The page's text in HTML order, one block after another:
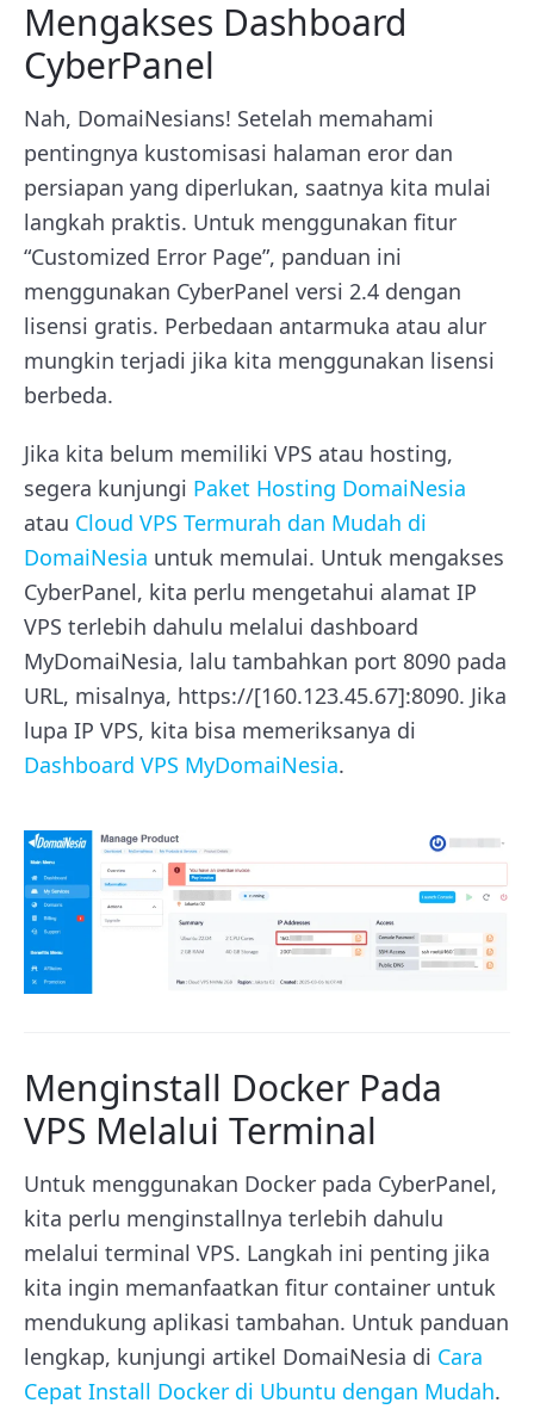
Mengakses Dashboard
CyberPanel
Nah, DomaiNesians! Setelah memahami
pentingnya kustomisasi halaman eror dan
persiapan yang diperlukan, saatnya kita mulai
langkah praktis. Untuk menggunakan fitur
“Customized Error Page”, panduan ini
menggunakan CyberPanel versi 2.4 dengan
lisensi gratis. Perbedaan antarmuka atau alur
mungkin terjadi jika kita menggunakan lisensi
berbeda.
Jika kita belum memiliki VPS atau hosting,
segera kunjungi Paket Hosting DomaiNesia
atau Cloud VPS Termurah dan Mudah di
DomaiNesia untuk memulai. Untuk mengakses
CyberPanel, kita perlu mengetahui alamat IP
VPS terlebih dahulu melalui dashboard
MyDomaiNesia, lalu tambahkan port 8090 pada
URL, misalnya, https://[160.123.45.67]:8090. Jika
lupa IP VPS, kita bisa memeriksanya di
Dashboard VPS MyDomaiNesia.
Menginstall Docker Pada
VPS Melalui Terminal
Untuk menggunakan Docker pada CyberPanel,
kita perlu menginstallnya terlebih dahulu
melalui terminal VPS. Langkah ini penting jika
kita ingin memanfaatkan fitur container untuk
mendukung aplikasi tambahan. Untuk panduan
lengkap, kunjungi artikel DomaiNesia di Cara
Cepat Install Docker di Ubuntu dengan Mudah.